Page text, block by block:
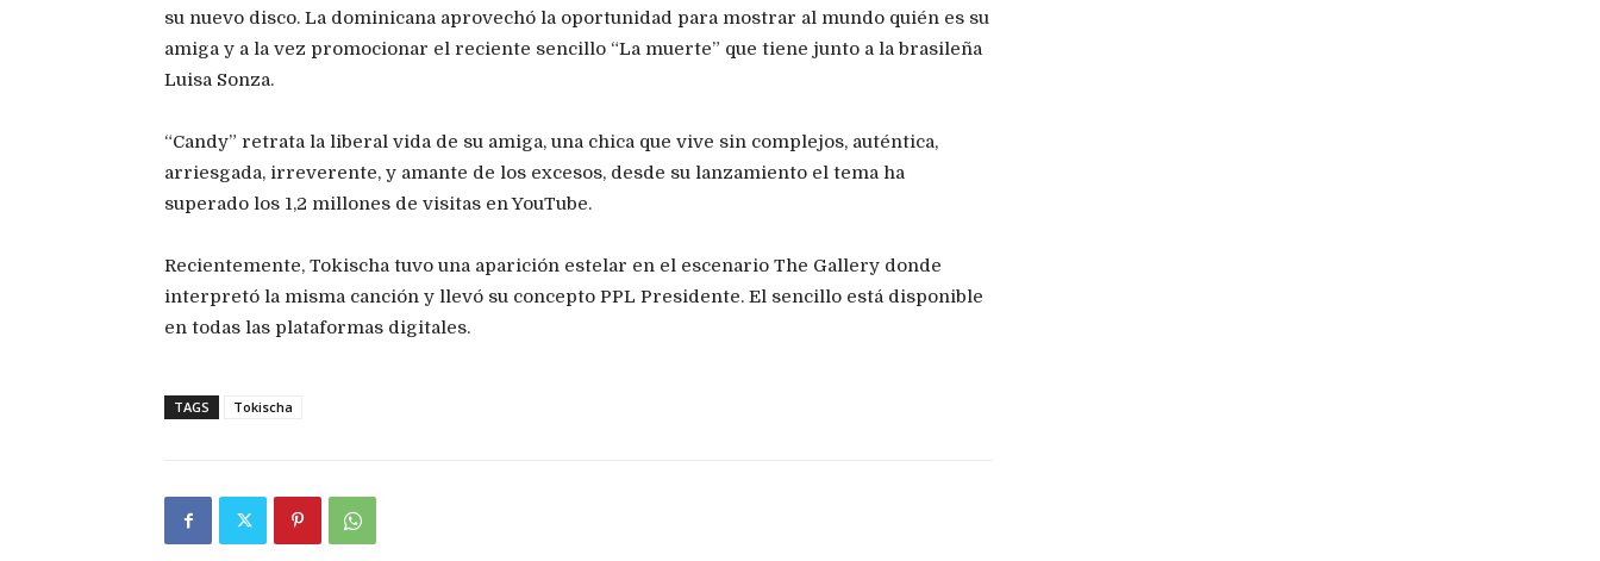
su nuevo disco. La dominicana aprovechó la oportunidad para mostrar al mundo quién es su
amiga y a la vez promocionar el reciente sencillo “La muerte” que tiene junto a la brasileña
Luisa Sonza.
“Candy” retrata la liberal vida de su amiga, una chica que vive sin complejos, auténtica,
arriesgada, irreverente, y amante de los excesos, desde su lanzamiento el tema ha
superado los 1,2 millones de visitas en YouTube.
Recientemente, Tokischa tuvo una aparición estelar en el escenario The Gallery donde
interpretó la misma canción y llevó su concepto PPL Presidente. El sencillo está disponible
en todas las plataformas digitales.
TAGS Tokischa